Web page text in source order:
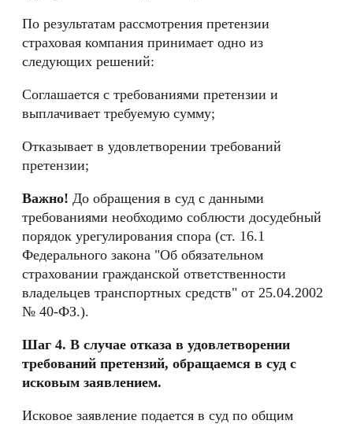
По результатам рассмотрения претензии
страховая компания принимает одно из
следующих решений:
Соглашается с требованиями претензии и
выплачивает требуемую сумму;
Отказывает в удовлетворении требований
претензии;
Важно! До обращения в суд с данными
требованиями необходимо соблюсти досудебный
порядок урегулирования спора (ст. 16.1
Федерального закона "Об обязательном
страховании гражданской ответственности
владельцев транспортных средств" от 25.04.2002
№ 40-ФЗ.).
Шаг 4. В случае отказа в удовлетворении
требований претензий, обращаемся в суд с
исковым заявлением.
Исковое заявление подается в суд по общим